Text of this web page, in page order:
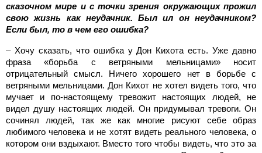
сказочном мире и с точки зрения окружающих прожил
свою жизнь как неудачник. Был ил он неудачником?
Если был, то в чем его ошибка?
– Хочу сказать, что ошибка у Дон Кихота есть. Уже давно
фраза «борьба с ветряными мельницами» носит
отрицательный смысл. Ничего хорошего нет в борьбе с
ветряными мельницами. Дон Кихот не хотел видеть того, что
мучает и по-настоящему тревожит настоящих людей, не
видел душу настоящих людей. Он придумывал тревоги. Он
сочинял людей, так же как многие рисуют себе образ
любимого человека и не хотят видеть реального человека, о
котором они вздыхают. Вместо того чтобы видеть, что это за